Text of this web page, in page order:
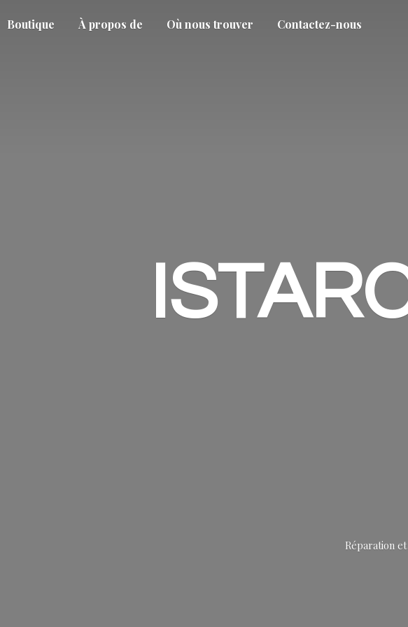
Boutique À propos de Où nous trouver Contactez-nous
Réparation